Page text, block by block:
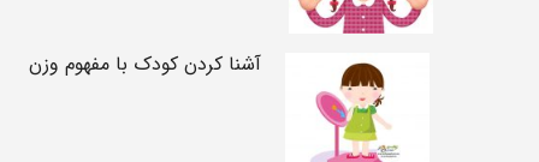
آشنا کردن کودک با مفهوم وزن